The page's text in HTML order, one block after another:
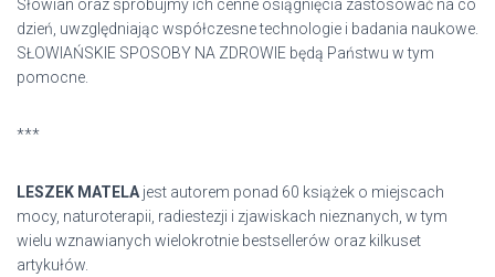
Słowian oraz spróbujmy ich cenne osiągnięcia zastosować na co
dzień, uwzględniając współczesne technologie i badania naukowe.
SŁOWIAŃSKIE SPOSOBY NA ZDROWIE będą Państwu w tym
pomocne.
***
LESZEK MATELA jest autorem ponad 60 książek o miejscach
mocy, naturoterapii, radiestezji i zjawiskach nieznanych, w tym
wielu wznawianych wielokrotnie bestsellerów oraz kilkuset
artykułów.